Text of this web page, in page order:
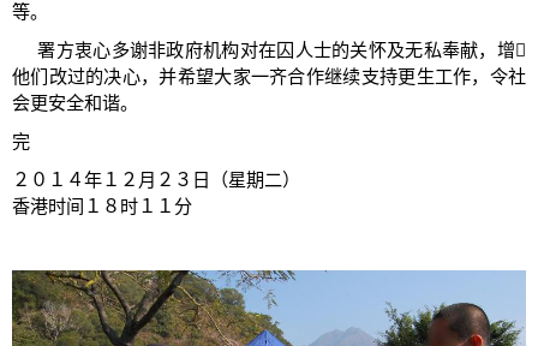
等。
署方衷心多谢非政府机构对在囚人士的关怀及无私奉献，增
他们改过的决心，并希望大家一齐合作继续支持更生工作，令社
会更安全和谐。
完
２０１４年１２月２３日（星期二）
香港时间１８时１１分